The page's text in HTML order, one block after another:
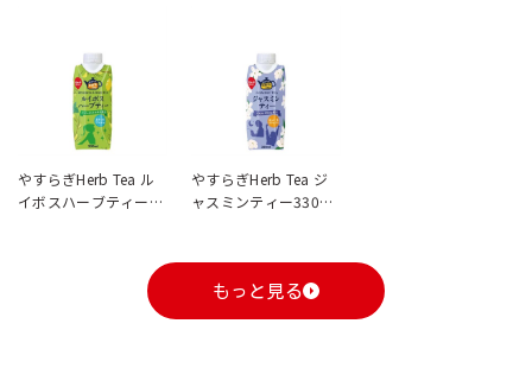
やすらぎHerb Tea ル
イボスハーブティー
やすらぎHerb Tea ジ
ャスミンティー330ml
もっと見る